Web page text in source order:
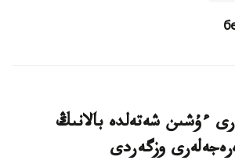
ءۇشىن شەتەلدە بالانىڭ
وزگەردى